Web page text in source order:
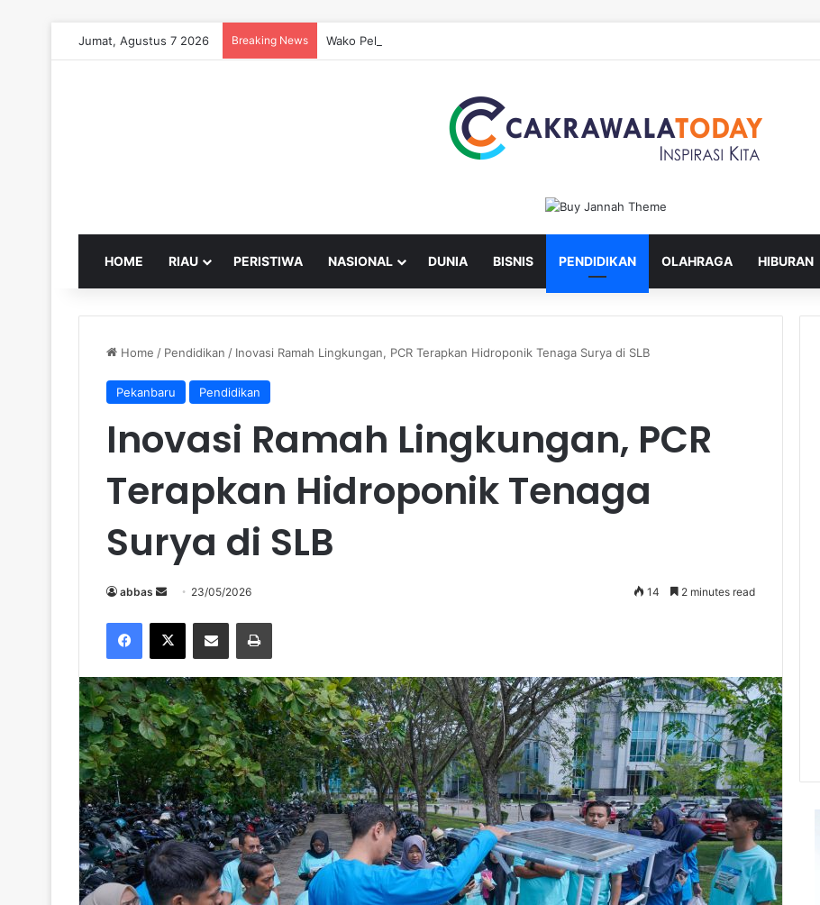
Jumat, Agustus 7 2026 Breaking News Wako Pekanbaru Lantik Sekda dan Enam Pejabat Eselon Lainnya
HOME RIAU PERISTIWA NASIONAL DUNIA BISNIS PENDIDIKAN OLAHRAGA HIBURAN
Home / Pendidikan / Inovasi Ramah Lingkungan, PCR Terapkan Hidroponik Tenaga Surya di SLB
Pekanbaru Pendidikan
Inovasi Ramah Lingkungan, PCR
Terapkan Hidroponik Tenaga
Surya di SLB
abbas
n
d
a
n
e
m
a
i
l
23/05/2026 14 2 minutes read